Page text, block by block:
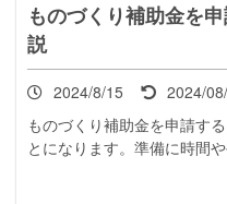
ものづくり補助金を
説
2024/8/15
2024/
ものづくり補助金を申請す
とになります。準備に時間